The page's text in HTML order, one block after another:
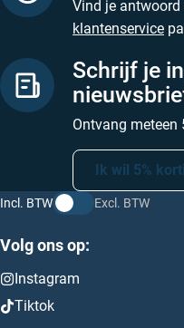
Vind je
klantenservice
Schrijf je
Ontvang
Ik wil 5%
Incl. BTW Excl. BTW
Volg ons op:
Instagram
Tiktok